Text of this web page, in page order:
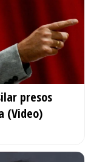
presos
(Video)